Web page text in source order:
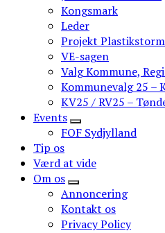
Kongsmark
Leder
Projekt Plastikstorm
VE-sagen
Valg Kommune,
Kommunevalg 25 –
KV25 / RV25 –
Events
FOF Sydjylland
Tip os
Værd at vide
Om os
Annoncering
Kontakt os
Privacy Policy